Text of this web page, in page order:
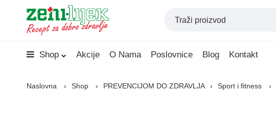
Shop Akcije O Nama Poslovnice Blog Kontakt
Naslovna Shop PREVENCIJOM DO ZDRAVLJA Sport i fitness